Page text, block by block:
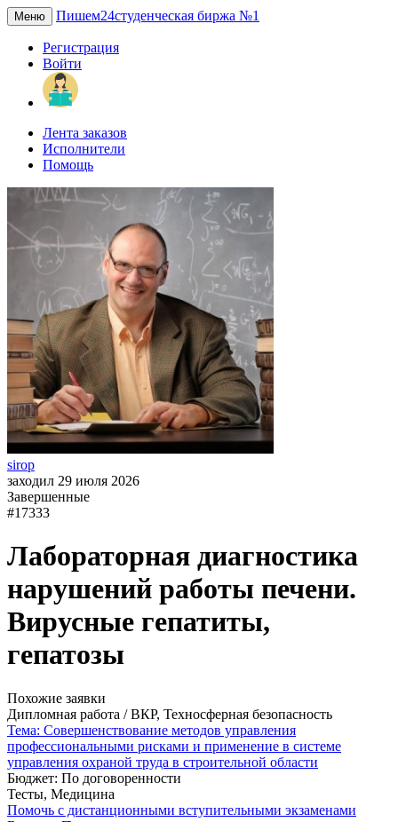
Меню Пишем24студенческая биржа №1
Регистрация
Войти
Лента заказов
Исполнители
Помощь
sirop
заходил 29 июля 2026
Завершенные
#17333
Лабораторная диагностика
нарушений работы печени.
Вирусные гепатиты,
гепатозы
Похожие заявки
Дипломная работа / ВКР, Техносферная безопасность
Тема: Совершенствование методов управления
профессиональными рисками и применение в системе
управления охраной труда в строительной области
Бюджет: По договоренности
Тесты, Медицина
Помочь с дистанционными вступительными экзаменами